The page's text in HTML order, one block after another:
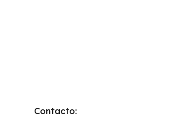
Contacto: